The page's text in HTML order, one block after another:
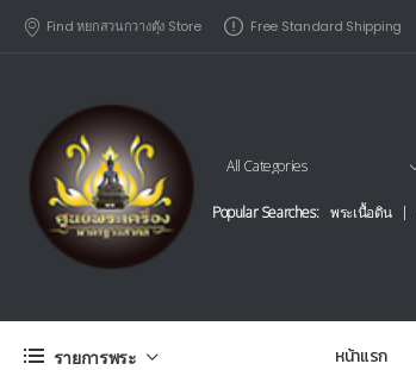
Find หยกสวนกวางตุัง Store Free Standard Shipping
Popular Searches: พระเนื้อดิน
รายการพระ หน้าแรก